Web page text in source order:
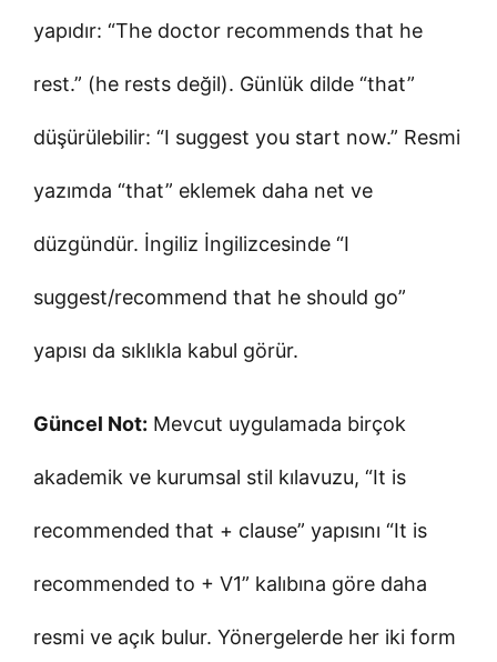
yapıdır: “The doctor recommends that he
rest.” (he rests değil). Günlük dilde “that”
düşürülebilir: “I suggest you start now.” Resmi
yazımda “that” eklemek daha net ve
düzgündür. İngiliz İngilizcesinde “I
suggest/recommend that he should go”
yapısı da sıklıkla kabul görür.
Güncel Not: Mevcut uygulamada birçok
akademik ve kurumsal stil kılavuzu, “It is
recommended that + clause” yapısını “It is
recommended to + V1” kalıbına göre daha
resmi ve açık bulur. Yönergelerde her iki form